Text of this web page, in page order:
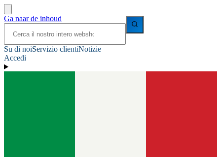
Ga naar de inhoud
Su di noiServizio clientiNotizie
Accedi